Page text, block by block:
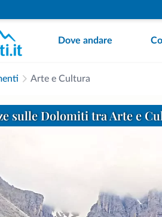
Dove andare
Arte e Cultura
sulle Dolomiti tra Arte e